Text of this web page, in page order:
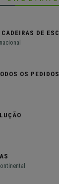
DE
OS PEDIDOS